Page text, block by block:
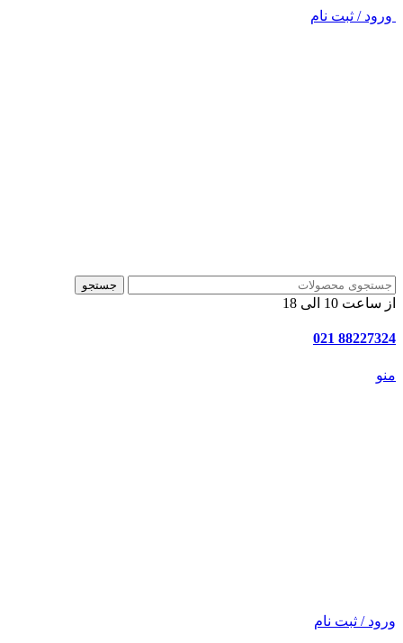
ورود / ثبت نام
جستجو
از ساعت 10 الی 18
88227324 021
منو
ورود / ثبت نام